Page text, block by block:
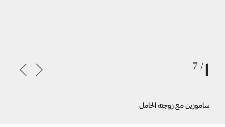
ساموزين مع زوجته الحامل